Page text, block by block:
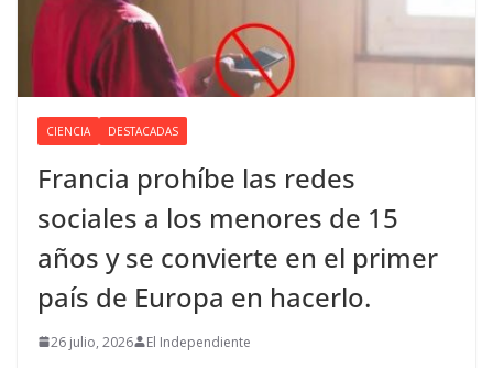
CIENCIA DESTACADAS
Francia prohíbe las redes
sociales a los menores de 15
años y se convierte en el primer
país de Europa en hacerlo.
26 julio, 2026 El Independiente